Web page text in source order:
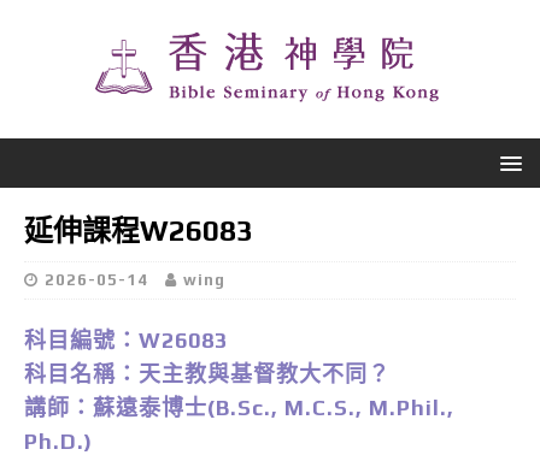
延伸課程W26083
2026-05-14 wing
科目編號：W26083
科目名稱：天主教與基督教大不同？
講師：蘇遠泰博士(B.Sc., M.C.S., M.Phil.,
Ph.D.)